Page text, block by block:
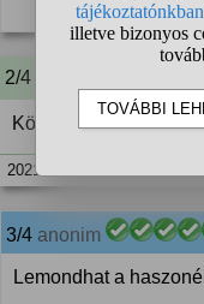
2/4 A kérdező
Köszönöm!
2021. márc. 14. 12:49
3/4 anonim
Lemondhat a